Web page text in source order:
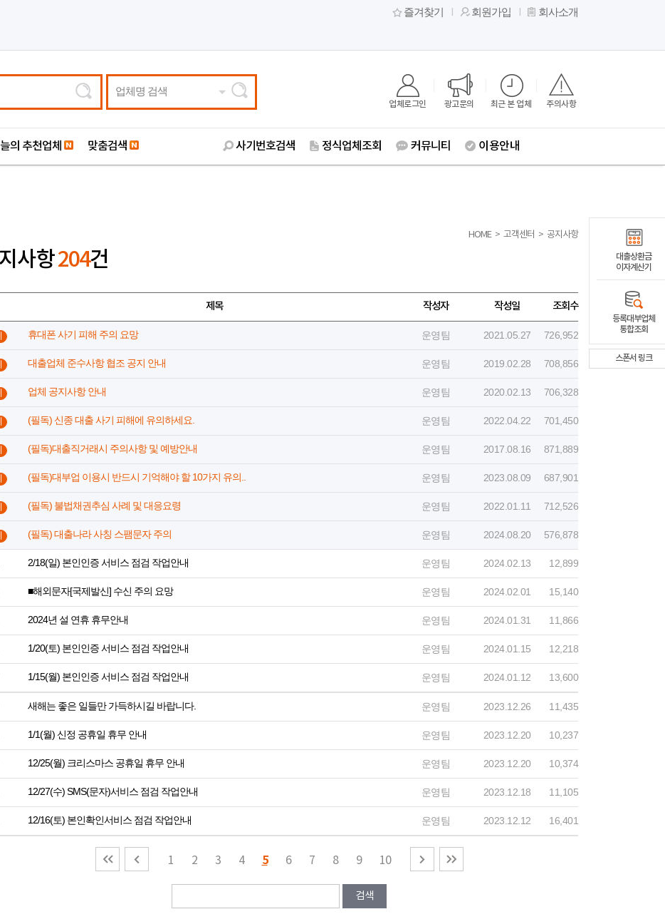
즐겨찾기 회원가입 회사소개
업체명 검색
업체로그인 광고문의 최근 본 업체 주의사항
의 추천업체 맞춤검색 사기번호검색 정식업체조회 커뮤니티 이용안내
HOME > 고객센터 > 공지사항
사항204건
제목 작성자 작성일 조회수
휴대폰 사기 피해 주의 요망 운영팀 2021.05.27 726,952
대출업체 준수사항 협조 공지 안내 운영팀 2019.02.28 708,856
업체 공지사항 안내 운영팀 2020.02.13 706,328
(필독) 신종 대출 사기 피해에 유의하세요. 운영팀 2022.04.22 701,450
(필독)대출직거래시 주의사항 및 예방안내 운영팀 2017.08.16 871,889
(필독)대부업 이용시 반드시 기억해야 할 10가지 유의.. 운영팀 2023.08.09 687,901
(필독) 불법채권추심 사례 및 대응요령 운영팀 2022.01.11 712,526
(필독) 대출나라 사칭 스팸문자 주의 운영팀 2024.08.20 576,878
2/18(일) 본인인증 서비스 점검 작업안내 운영팀 2024.02.13 12,899
■해외문자[국제발신] 수신 주의 요망 운영팀 2024.02.01 15,140
2024년 설 연휴 휴무안내 운영팀 2024.01.31 11,866
1/20(토) 본인인증 서비스 점검 작업안내 운영팀 2024.01.15 12,218
1/15(월) 본인인증 서비스 점검 작업안내 운영팀 2024.01.12 13,600
새해는 좋은 일들만 가득하시길 바랍니다. 운영팀 2023.12.26 11,435
1/1(월) 신정 공휴일 휴무 안내 운영팀 2023.12.20 10,237
12/25(월) 크리스마스 공휴일 휴무 안내 운영팀 2023.12.20 10,374
12/27(수) SMS(문자)서비스 점검 작업안내 운영팀 2023.12.18 11,105
12/16(토) 본인확인서비스 점검 작업안내 운영팀 2023.12.12 16,401
1 2 3 4 5 6 7 8 9 10
대출상환금
이자계산기
등록대부업체
통합조회
스폰서 링크